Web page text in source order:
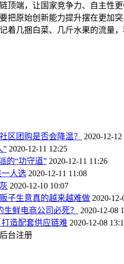
顶端，让国家竞争力、自主性
把原始创新能力提升摆在更加
着几捆白菜、几斤水果的流量
区团购是否会降温？
2020-12-12
” 2020-12-11 12:25
的“功守道” 2020-12-11 11:26
人选 2020-12-11 11:08
2020-12-10 10:07
子生意真的越来越难做 2020-
鲜电商公司必死？
2020-12-08
造配套供应链难 2020-12-08
台注册